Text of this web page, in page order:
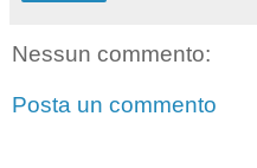
Nessun commento:
Posta un commento